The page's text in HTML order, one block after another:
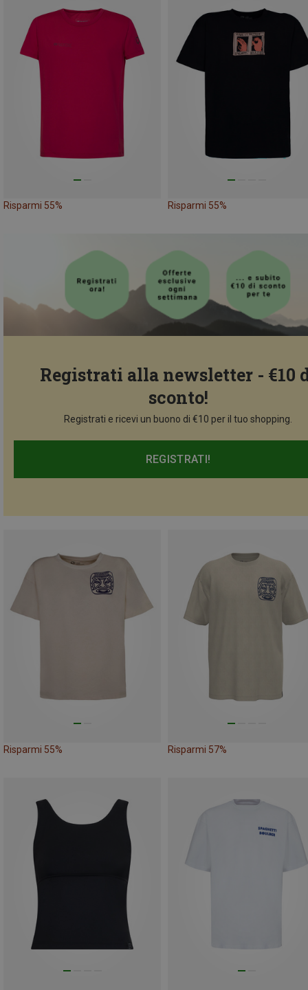
Risparmi 55% Risparmi 55%
Registrati alla newsletter - €10
sconto!
Registrati e ricevi un buono di €10 per il tuo shopping.
REGISTRATI!
Risparmi 55% Risparmi 57%